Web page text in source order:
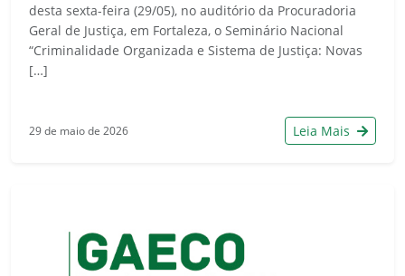
desta sexta-feira (29/05), no auditório da Procuradoria
Geral de Justiça, em Fortaleza, o Seminário Nacional
“Criminalidade Organizada e Sistema de Justiça: Novas
[…]
29 de maio de 2026 Leia Mais